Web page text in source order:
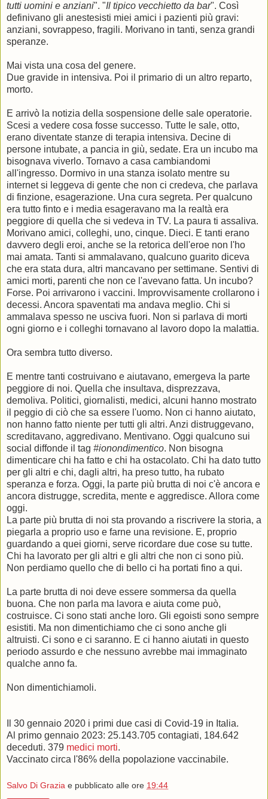
tutti uomini e anziani". "Il tipico vecchietto da bar". Così
definivano gli anestesisti miei amici i pazienti più gravi:
anziani, sovrappeso, fragili. Morivano in tanti, senza grandi
speranze.
Mai vista una cosa del genere.
Due gravide in intensiva. Poi il primario di un altro reparto,
morto.
E arrivò la notizia della sospensione delle sale operatorie.
Scesi a vedere cosa fosse successo. Tutte le sale, otto,
erano diventate stanze di terapia intensiva. Decine di
persone intubate, a pancia in giù, sedate. Era un incubo ma
bisognava viverlo. Tornavo a casa cambiandomi
all'ingresso. Dormivo in una stanza isolato mentre su
internet si leggeva di gente che non ci credeva, che parlava
di finzione, esagerazione. Una cura segreta. Per qualcuno
era tutto finto e i media esageravano ma la realtà era
peggiore di quella che si vedeva in TV. La paura ti assaliva.
Morivano amici, colleghi, uno, cinque. Dieci. E tanti erano
davvero degli eroi, anche se la retorica dell'eroe non l'ho
mai amata. Tanti si ammalavano, qualcuno guarito diceva
che era stata dura, altri mancavano per settimane. Sentivi di
amici morti, parenti che non ce l'avevano fatta. Un incubo?
Forse. Poi arrivarono i vaccini. Improvvisamente crollarono i
decessi. Ancora spaventati ma andava meglio. Chi si
ammalava spesso ne usciva fuori. Non si parlava di morti
ogni giorno e i colleghi tornavano al lavoro dopo la malattia.
Ora sembra tutto diverso.
E mentre tanti costruivano e aiutavano, emergeva la parte
peggiore di noi. Quella che insultava, disprezzava,
demoliva. Politici, giornalisti, medici, alcuni hanno mostrato
il peggio di ciò che sa essere l'uomo. Non ci hanno aiutato,
non hanno fatto niente per tutti gli altri. Anzi distruggevano,
screditavano, aggredivano. Mentivano. Oggi qualcuno sui
social diffonde il tag #ionondimentico. Non bisogna
dimenticare chi ha fatto e chi ha ostacolato. Chi ha dato tutto
per gli altri e chi, dagli altri, ha preso tutto, ha rubato
speranza e forza. Oggi, la parte più brutta di noi c'è ancora e
ancora distrugge, scredita, mente e aggredisce. Allora come
oggi.
La parte più brutta di noi sta provando a riscrivere la storia, a
piegarla a proprio uso e farne una revisione. E, proprio
guardando a quei giorni, serve ricordare due cose su tutte.
Chi ha lavorato per gli altri e gli altri che non ci sono più.
Non perdiamo quello che di bello ci ha portati fino a qui.
La parte brutta di noi deve essere sommersa da quella
buona. Che non parla ma lavora e aiuta come può,
costruisce. Ci sono stati anche loro. Gli egoisti sono sempre
esistiti. Ma non dimentichiamo che ci sono anche gli
altruisti. Ci sono e ci saranno. E ci hanno aiutati in questo
periodo assurdo e che nessuno avrebbe mai immaginato
qualche anno fa.
Non dimentichiamoli.
Il 30 gennaio 2020 i primi due casi di Covid-19 in Italia.
Al primo gennaio 2023: 25.143.705 contagiati, 184.642
deceduti. 379 medici morti.
Vaccinato circa l'86% della popolazione vaccinabile.
Salvo Di Grazia e pubblicato alle ore 19:44